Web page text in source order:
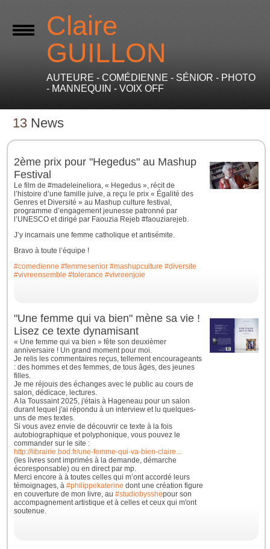
Claire
GUILLON
AUTEURE - COMÉDIENNE - SÉNIOR - PHOTO
- MANNEQUIN - VOIX OFF
13 News
2ème prix pour "Hegedus" au Mashup
Festival
Le film de #madeleineliora, « Hegedus », récit de
l’histoire d’une famille juive, a reçu le prix « Égalité des
Genres et Diversité » au Mashup culture festival,
programme d’engagement jeunesse patronné par
l’UNESCO et dirigé par Faouzia Rejeb #faouziarejeb.
J’y incarnais une femme catholique et antisémite.
Bravo à toute l’équipe !
#comedienne #femmesenior #mashupculture #diversite
#vivreensemble #tolerance #vivreenjoie
"Une femme qui va bien" mène sa vie !
Lisez ce texte dynamisant
« Une femme qui va bien » fête son deuxièmer
anniversaire ! Un grand moment pour moi.
Je relis les commentaires reçus, tellement encourageants
: des hommes et des femmes, de tous âges, des jeunes
filles.
Je me réjouis des échanges avec le public au cours de
salon, dédicace, lectures.
A la Toussaint 2025, j'étais à Hageneau pour un salon
durant lequel j'ai répondu à un interview et lu quelques-
uns de mes textes.
Si vous avez envie de découvrir ce texte à la fois
autobiographique et polyphonique, vous pouvez le
commander sur le site :
http://librairie.bod.fr/une-femme-qui-va-bien-claire...
(les livres sont imprimés à la demande, démarche
écoresponsable) ou en direct par mp.
Merci encore à à toutes celles qui m’ont accordé leurs
témoignages, à#philippekaterine dont une création figure
en couverture de mon livre, au#studiobysshepour son
accompagnement artistique et à celles et ceux qui m'ont
soutenue.